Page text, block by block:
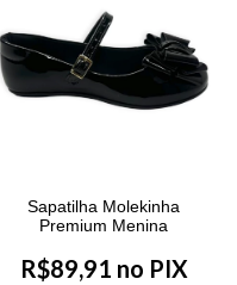
Sapatilha Molekinha
Premium Menina
R$89,91 no PIX